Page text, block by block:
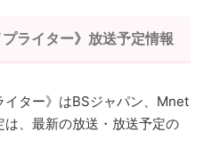
ライター》放送予定情報
イター》はBSジャパン、Mnet
、最新の放送・放送予定の